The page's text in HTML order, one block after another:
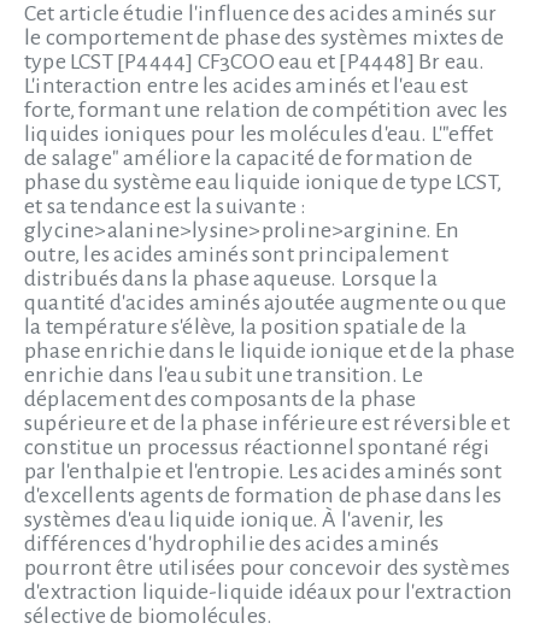
Cet article étudie l'influence des acides aminés sur
le comportement de phase des systèmes mixtes de
type LCST [P4444] CF3COO eau et [P4448] Br eau.
L'interaction entre les acides aminés et l'eau est
forte, formant une relation de compétition avec les
liquides ioniques pour les molécules d'eau. L'"effet
de salage" améliore la capacité de formation de
phase du système eau liquide ionique de type LCST,
et sa tendance est la suivante :
glycine>alanine>lysine>proline>arginine. En
outre, les acides aminés sont principalement
distribués dans la phase aqueuse. Lorsque la
quantité d'acides aminés ajoutée augmente ou que
la température s'élève, la position spatiale de la
phase enrichie dans le liquide ionique et de la phase
enrichie dans l'eau subit une transition. Le
déplacement des composants de la phase
supérieure et de la phase inférieure est réversible et
constitue un processus réactionnel spontané régi
par l'enthalpie et l'entropie. Les acides aminés sont
d'excellents agents de formation de phase dans les
systèmes d'eau liquide ionique. À l'avenir, les
différences d'hydrophilie des acides aminés
pourront être utilisées pour concevoir des systèmes
d'extraction liquide-liquide idéaux pour l'extraction
sélective de biomolécules.